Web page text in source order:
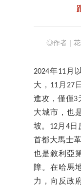
◎作者｜花
2024年11月
大，11月27
進攻，僅僅3
大城市，也
坡。12月4日
首都大馬士
也是敘利亞
障。在哈馬
力，向反政